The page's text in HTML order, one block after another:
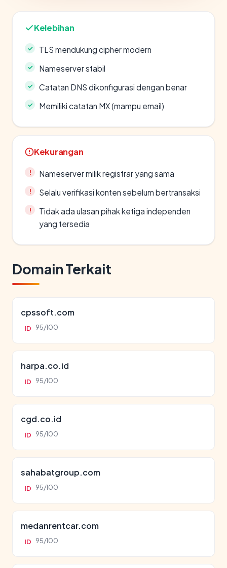
Kelebihan
TLS mendukung cipher modern
Nameserver stabil
Catatan DNS dikonfigurasi dengan benar
Memiliki catatan MX (mampu email)
Kekurangan
Nameserver milik registrar yang sama
Selalu verifikasi konten sebelum bertransaksi
Tidak ada ulasan pihak ketiga independen
yang tersedia
Domain Terkait
cpssoft.com
ID 95/100
harpa.co.id
ID 95/100
cgd.co.id
ID 95/100
sahabatgroup.com
ID 95/100
medanrentcar.com
ID 95/100